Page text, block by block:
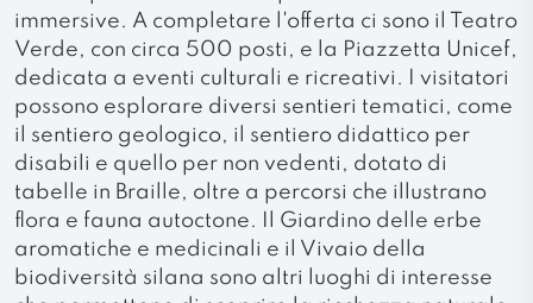
immersive. A completare l'offerta ci sono il Teatro
Verde, con circa 500 posti, e la Piazzetta Unicef,
dedicata a eventi culturali e ricreativi. I visitatori
possono esplorare diversi sentieri tematici, come
il sentiero geologico, il sentiero didattico per
disabili e quello per non vedenti, dotato di
tabelle in Braille, oltre a percorsi che illustrano
flora e fauna autoctone. Il Giardino delle erbe
aromatiche e medicinali e il Vivaio della
biodiversità silana sono altri luoghi di interesse